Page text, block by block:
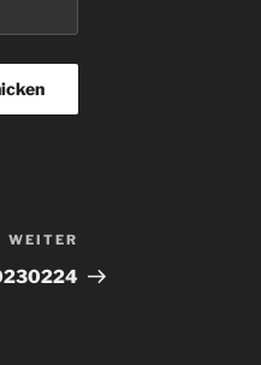
Beitrag
WEITER